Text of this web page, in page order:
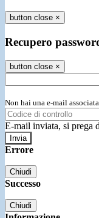
button close ×
Recupero
button close ×
Non hai una e-mail
E-mail inviata, si prega
Errore
Chiudi
Successo
Chiudi